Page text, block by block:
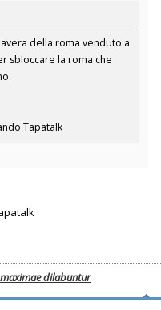
della roma venduto a
sbloccare la roma che
Tapatalk
dilabuntur